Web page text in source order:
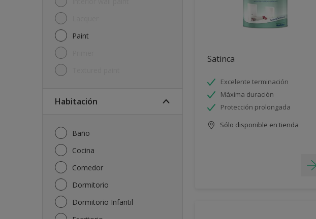
Paint
Habitación
Baño
Cocina
Comedor
Dormitorio
Dormitorio Infantil
Satinca
Excelente terminación
Máxima duración
Protección prolongada
Sólo disponible en tienda